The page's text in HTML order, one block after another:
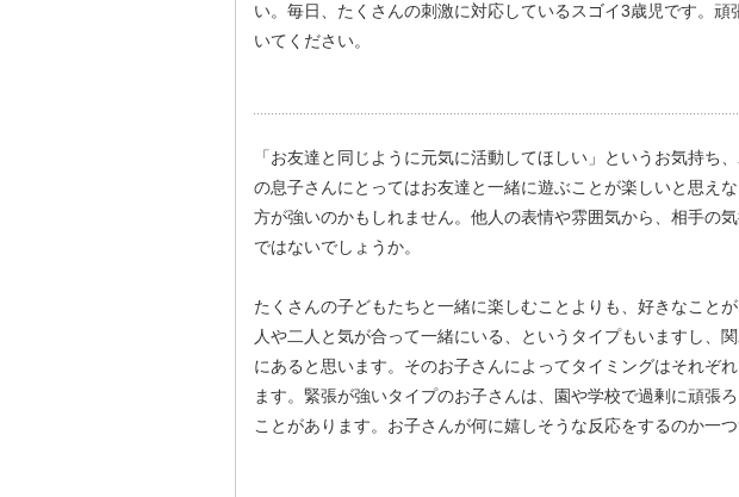
い。毎日、たくさんの刺激に対応しているスゴイ3歳児です。
いてください。
「お友達と同じように元気に活動してほしい」というお気持ち
の息子さんにとってはお友達と一緒に遊ぶことが楽しいと思え
方が強いのかもしれません。他人の表情や雰囲気から、相手の
ではないでしょうか。
たくさんの子どもたちと一緒に楽しむことよりも、好きなこと
人や二人と気が合って一緒にいる、というタイプもいますし、
にあると思います。そのお子さんによってタイミングはそれぞ
ます。緊張が強いタイプのお子さんは、園や学校で過剰に頑張
ことがあります。お子さんが何に嬉しそうな反応をするのか一